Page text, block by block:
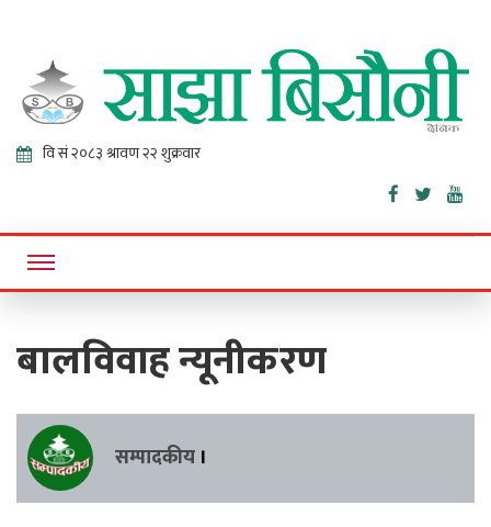
Sajha
Bisaunee
Online News Portal
बालविवाह न्यूनीकरण
सम्पादकीय ।